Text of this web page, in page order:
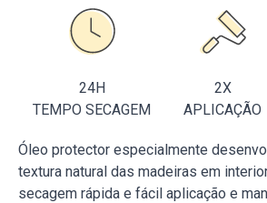
24H
TEMPO SECAGEM
2X
APLICAÇÃO
Óleo protector especialmente
textura natural das madeiras em
secagem rápida e fácil aplicação e